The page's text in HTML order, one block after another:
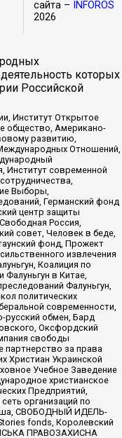
сайта –
INFOROS
2026
которых
Российской
Институт Открытое
общество, Американо-
развитию,
Отношений,
Институт современной
Выборы,
Германский фонд
центр защиты
Россия,
совет, Человек в беде,
фонд, Прожект
извлечения
Коалиция по
в Китае,
Фалуньгун,
политических
современности,
обмен, Бард
Оксфордский
свободы
за права
Христиан Украинской
Учебное Заведение
христианское
Предприятий,
организаций по
СВОБОДНЫЙ ИДЕЛЬ-
fonds, Королевский
ПРАВОЗАХИСНА